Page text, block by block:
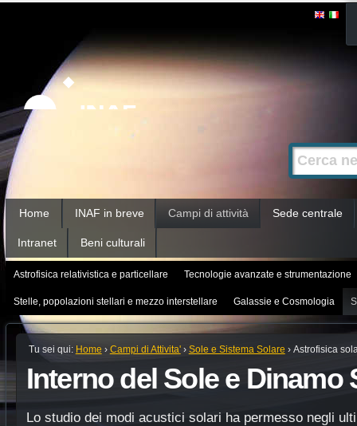
contenuti.
Salta
alla
navigazione
Cerca nel
Ricerca
avanzata…
Sezioni
Home INAF in breve Campi di attività Sede centrale
Intranet Beni culturali
Astrofisica relativistica e particellare Tecnologie avanzate e strumentazione
Stelle, popolazioni stellari e mezzo interstellare Galassie e Cosmologia
Tu sei qui: Home › Campi di Attivita' › Sole e Sistema Solare › Astrofisica
Interno del Sole e Dinamo
Lo studio dei modi acustici solari ha permesso negli